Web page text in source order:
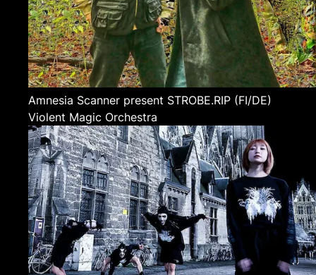
Amnesia Scanner present STROBE.RIP (FI/DE)
Violent Magic Orchestra